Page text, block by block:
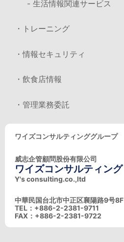
- 生活情報関連サービス
・トレーニング
・情報セキュリティ
・飲食店情報
・管理業務委託
ワイズコンサルティンググループ
威志企管顧問股份有限公司
ワイズコンサルティング
Y's consulting.co.,ltd
中華民国台北市中正区襄陽路9号8F
TEL：+886-2-2381-9711
FAX：+886-2-2381-9722